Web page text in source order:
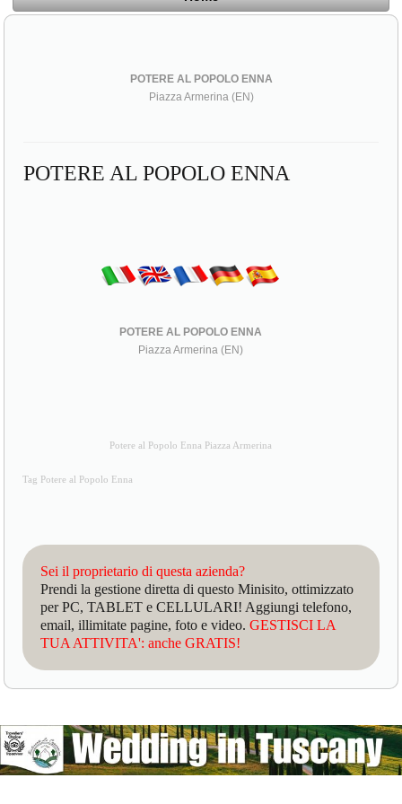
POTERE AL POPOLO ENNA
Piazza Armerina (EN)
POTERE AL POPOLO ENNA
POTERE AL POPOLO ENNA
Piazza Armerina (EN)
Potere al Popolo Enna Piazza Armerina
Tag Potere al Popolo Enna
Sei il proprietario di questa azienda?
Prendi la gestione diretta di questo Minisito, ottimizzato
per PC, TABLET e CELLULARI! Aggiungi telefono,
email, illimitate pagine, foto e video.GESTISCI LA
TUA ATTIVITA': anche GRATIS!